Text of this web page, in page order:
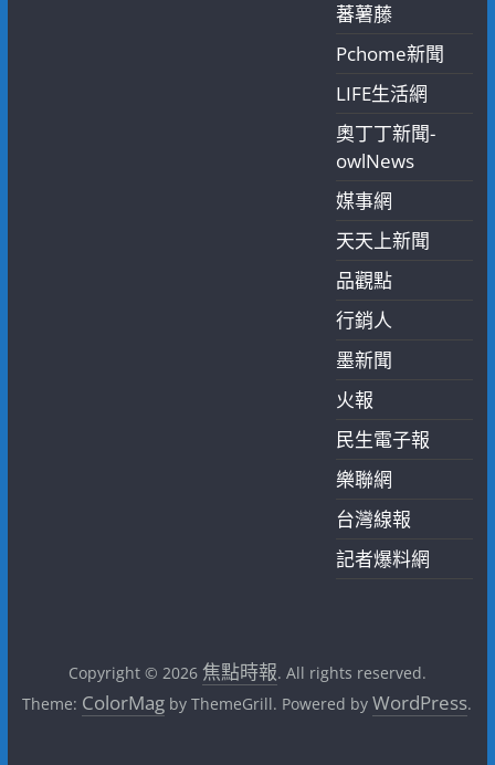
蕃薯藤
Pchome新聞
LIFE生活網
奧丁丁新聞-
owlNews
媒事網
天天上新聞
品觀點
行銷人
墨新聞
火報
民生電子報
樂聯網
台灣線報
記者爆料網
Copyright © 2026 焦點時報. All rights reserved.
Theme: ColorMag by ThemeGrill. Powered byWordPress.